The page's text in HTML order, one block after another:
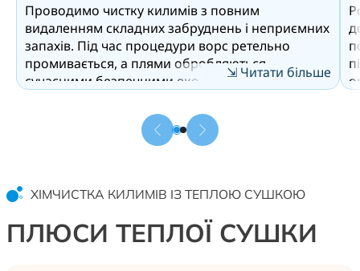
Проводимо чистку килимів з повним
видаленням складних забруднень і неприємних
запахів. Під час процедури ворс ретельно
промивається, а плями обробляються
сучасними безпечними еко-засобами.
сліди сечі, поту та інші біологічні плями. Активні
ензими розщеплюють джерело запаху, тому
сморід не маскується, а повністю усувається. У
— відбувається глибоке знезараження від
бактерій, мікроорганізмів і пилових кліщів, що
допомагає підтримувати здоровий мікроклімат
у приміщенні.
⇲ Читати більше
ХІМЧИСТКА КИЛИМІВ ІЗ ТЕПЛОЮ СУШКОЮ
ПЛЮСИ ТЕПЛОЇ СУШКИ